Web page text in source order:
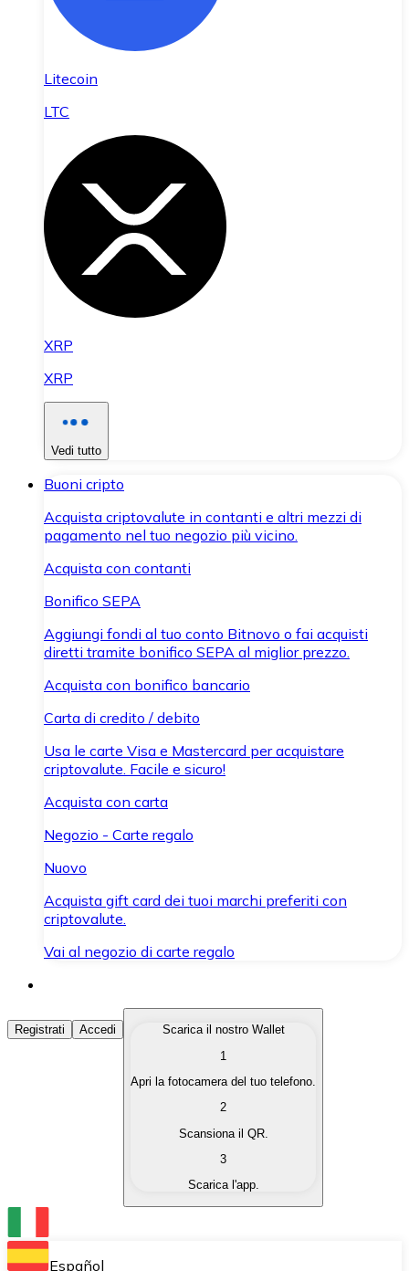
Litecoin
LTC
XRP
XRP
Vedi tutto
Buoni cripto
Acquista criptovalute in contanti e altri mezzi di
pagamento nel tuo negozio più vicino.
Acquista con contanti
Bonifico SEPA
Aggiungi fondi al tuo conto Bitnovo o fai acquisti
diretti tramite bonifico SEPA al miglior prezzo.
Acquista con bonifico bancario
Carta di credito / debito
Usa le carte Visa e Mastercard per acquistare
criptovalute. Facile e sicuro!
Acquista con carta
Negozio - Carte regalo
Nuovo
Acquista gift card dei tuoi marchi preferiti con
criptovalute.
Vai al negozio di carte regalo
Acquista Criptovalute
Acquista le criptovalute che ti interessano in modo
Converti le tue criptovalute in valuta fiat quando ne
Scambia una criptovaluta con un'altra
Conserva le tue cripto in un Wallet self-custodial.
Registrati Accedi
Scarica il nostro Wallet
1
Apri la fotocamera del tuo telefono.
2
Scansiona il QR.
3
Scarica l'app.
Español